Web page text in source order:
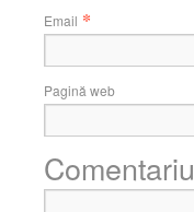
Email *
Pagină web
Comentariu